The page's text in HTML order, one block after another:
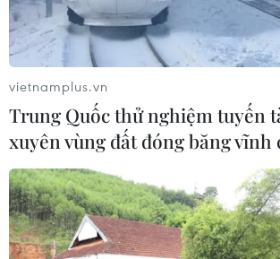
vietnamplus.vn
Trung Quốc thử nghiệm tuyến
xuyên vùng đất đóng băng vĩnh